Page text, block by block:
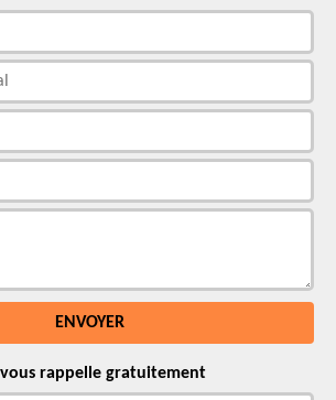
rappelle gratuitement